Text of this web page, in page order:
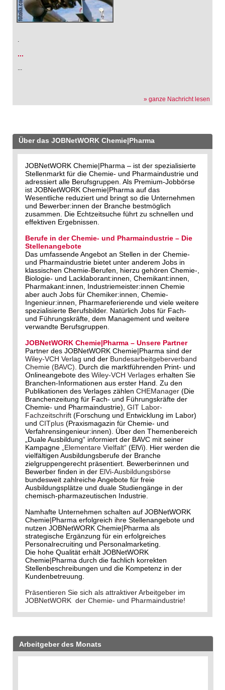
.
...
...
» ganze Nachricht lesen
Über das JOBNetWORK Chemie|Pharma
JOBNetWORK Chemie|Pharma – ist der spezialisierte
Stellenmarkt für die Chemie- und Pharmaindustrie und
adressiert alle Berufsgruppen. Als Premium-Jobbörse
ist JOBNetWORK Chemie|Pharma auf das
Wesentliche reduziert und bringt so die Unternehmen
und Bewerber:innen der Branche bestmöglich
zusammen. Die Echtzeitsuche führt zu schnellen und
effektiven Ergebnissen.
Berufe in der Chemie- und Pharmaindustrie – Die
Stellenangebote
Das umfassende Angebot an Stellen in der Chemie-
und Pharmaindustrie bietet unter anderem Jobs in
klassischen Chemie-Berufen, hierzu gehören Chemie-,
Biologie- und Lacklaborant:innen, Chemikant:innen,
Pharmakant:innen, Industriemeister:innen Chemie
aber auch Jobs für Chemiker:innen, Chemie-
Ingenieur:innen, Pharmareferierende und viele weitere
spezialisierte Berufsbilder. Natürlich Jobs für Fach-
und Führungskräfte, dem Management und weitere
verwandte Berufsgruppen.
JOBNetWORK Chemie|Pharma – Unsere Partner
Partner des JOBNetWORK Chemie|Pharma sind der
Wiley-VCH Verlag und der Bundesarbeitgeberverband
Chemie (BAVC). Durch die marktführenden Print- und
Onlineangebote des Wiley-VCH Verlages erhalten Sie
Branchen-Informationen aus erster Hand. Zu den
Publikationen des Verlages zählen CHEManager (Die
Branchenzeitung für Fach- und Führungskräfte der
Chemie- und Pharmaindustrie), GIT Labor-
Fachzeitschrift (Forschung und Entwicklung im Labor)
und CITplus (Praxismagazin für Chemie- und
Verfahrensingenieur:innen). Über den Themenbereich
„Duale Ausbildung“ informiert der BAVC mit seiner
Kampagne „Elementare Vielfalt“ (ElVi). Hier werden die
vielfältigen Ausbildungsberufe der Branche
zielgruppengerecht präsentiert. Bewerberinnen und
Bewerber finden in der ElVi-Ausbildungsbörse
bundesweit zahlreiche Angebote für freie
Ausbildungsplätze und duale Studiengänge in der
chemisch-pharmazeutischen Industrie.
Namhafte Unternehmen schalten auf JOBNetWORK
Chemie|Pharma erfolgreich ihre Stellenangebote und
nutzen JOBNetWORK Chemie|Pharma als
strategische Ergänzung für ein erfolgreiches
Personalrecruiting und Personalmarketing.
Die hohe Qualität erhält JOBNetWORK
Chemie|Pharma durch die fachlich korrekten
Stellenbeschreibungen und die Kompetenz in der
Kundenbetreuung.
Präsentieren Sie sich als attraktiver Arbeitgeber im
JOBNetWORK der Chemie- und Pharmaindustrie!
Arbeitgeber des Monats